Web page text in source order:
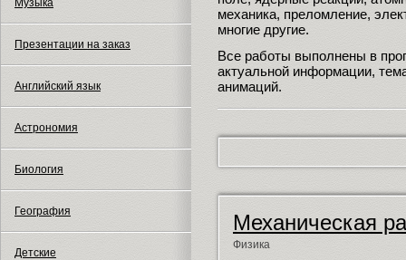
Музыка
Презентации на заказ
Английский язык
Астрономия
Биология
География
Детские
механика, преломление,
многие другие.
Все работы выполнены в
актуальной информации,
анимаций.
Механическая
Физика